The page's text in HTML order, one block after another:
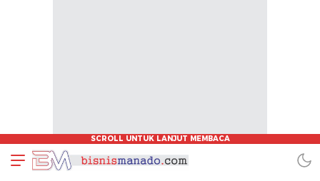
www.bisnismanado.com
Berita Bisnis Sulawesi Utara